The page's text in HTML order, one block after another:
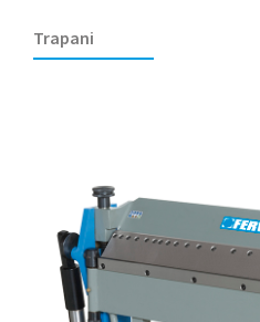
Trapani